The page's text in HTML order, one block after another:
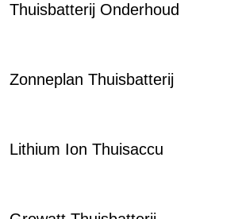
Thuisbatterij Onderhoud
Zonneplan Thuisbatterij
Lithium Ion Thuisaccu